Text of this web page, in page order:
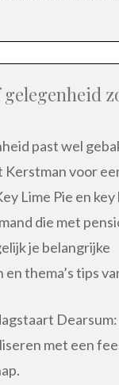
past wel
Kerstman voor
Lime Pie en
die met
je belangrijke
thema’s tips
met een